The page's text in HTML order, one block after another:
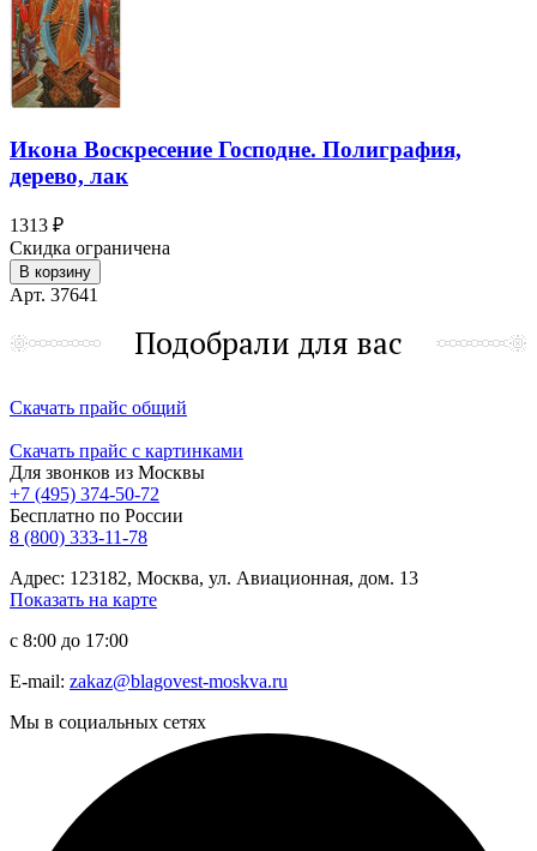
Икона Воскресение Господне. Полиграфия,
дерево, лак
1313 ₽
Скидка ограничена
В корзину
Арт. 37641
Подобрали для вас
Скачать прайс общий
Скачать прайс с картинками
Для звонков из Москвы
+7 (495) 374-50-72
Бесплатно по России
8 (800) 333-11-78
Адрес: 123182, Москва, ул. Авиационная, дом. 13
Показать на карте
с 8:00 до 17:00
E-mail: zakaz@blagovest-moskva.ru
Мы в социальных сетях